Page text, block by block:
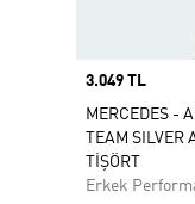
Price
3.049 TL
MERCEDES -
TEAM SILVER
TİŞÖRT
Erkek